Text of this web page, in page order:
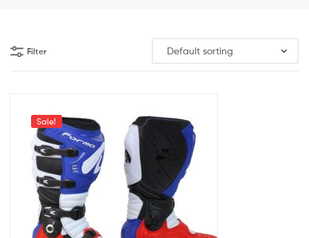
Filter
Sale!